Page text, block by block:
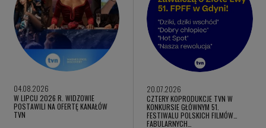
04.08.2026
W LIPCU 2026 R. WIDZOWIE
POSTAWILI NA OFERTĘ KANAŁÓW
TVN
20.07.2026
CZTERY KOPRODUKCJE TVN W
KONKURSIE GŁÓWNYM 51.
FESTIWALU POLSKICH FILMÓW
FABULARNYCH…